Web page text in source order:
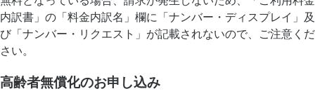
内訳書」の「料金内訳名」欄に「ナンバー・ディスプレイ」及
び「ナンバー・リクエスト」が記載されないので、ご注意くだ
さい。
高齢者無償化のお申し込み